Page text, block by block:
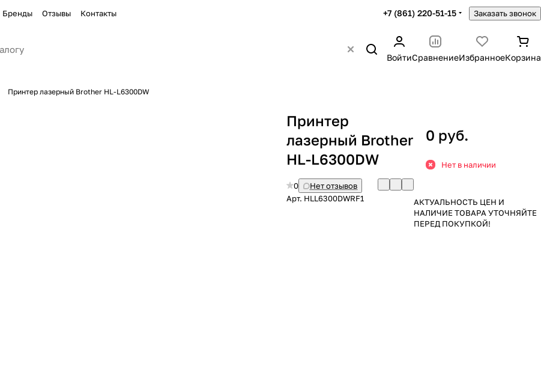
Бренды Отзывы Контакты +7 (861) 220-51-15 Заказать звонок
ВойтиСравнениеИзбранноеКорзина
Принтер лазерный Brother HL-L6300DW
Принтер
лазерный Brother
HL-L6300DW
0
Нет отзывов
Арт. HLL6300DWRF1
0 руб.
Нет в наличии
АКТУАЛЬНОСТЬ ЦЕН И
НАЛИЧИЕ ТОВАРА УТОЧНЯЙТЕ
ПЕРЕД ПОКУПКОЙ!